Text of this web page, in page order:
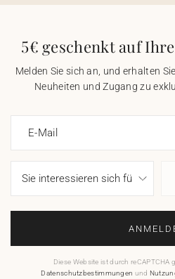
5€ geschenkt auf
Melden Sie sich an, und erhalten
Neuheiten und Zugang zu
E-Mail
Diese Website ist durch
Datenschutzbestimmungen und